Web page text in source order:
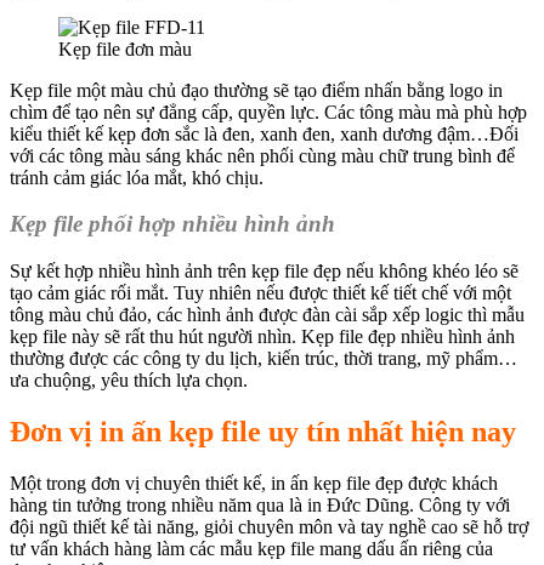
Kẹp file đơn màu
Kẹp file một màu chủ đạo thường sẽ tạo điểm nhấn bằng logo in
chìm để tạo nên sự đẳng cấp, quyền lực. Các tông màu mà phù hợp
kiểu thiết kế kẹp đơn sắc là đen, xanh đen, xanh dương đậm…Đối
với các tông màu sáng khác nên phối cùng màu chữ trung bình để
tránh cảm giác lóa mắt, khó chịu.
Kẹp file phối hợp nhiều hình ảnh
Sự kết hợp nhiều hình ảnh trên kẹp file đẹp nếu không khéo léo sẽ
tạo cảm giác rối mắt. Tuy nhiên nếu được thiết kế tiết chế với một
tông màu chủ đảo, các hình ảnh được đàn cài sắp xếp logic thì mẫu
kẹp file này sẽ rất thu hút người nhìn. Kẹp file đẹp nhiều hình ảnh
thường được các công ty du lịch, kiến trúc, thời trang, mỹ phẩm…
ưa chuộng, yêu thích lựa chọn.
Đơn vị in ấn kẹp file uy tín nhất hiện nay
Một trong đơn vị chuyên thiết kế, in ấn kẹp file đẹp được khách
hàng tin tưởng trong nhiều năm qua là in Đức Dũng. Công ty với
đội ngũ thiết kế tài năng, giỏi chuyên môn và tay nghề cao sẽ hỗ trợ
tư vấn khách hàng làm các mẫu kẹp file mang dấu ấn riêng của